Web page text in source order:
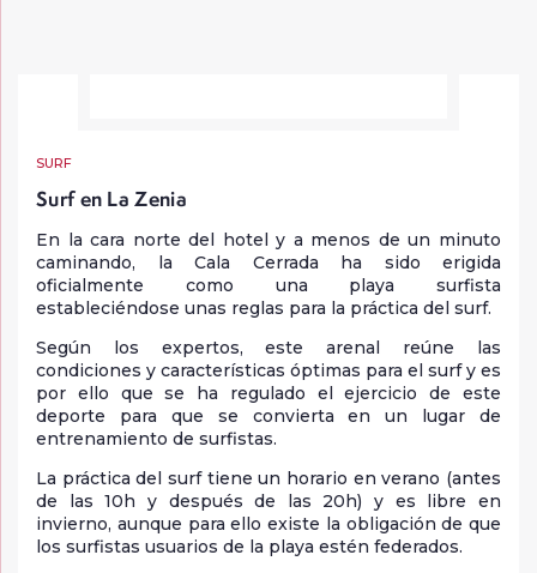
SURF
Surf en La Zenia
En la cara norte del hotel y a menos de un minuto
caminando, la Cala Cerrada ha sido erigida
oficialmente como una playa surfista
estableciéndose unas reglas para la práctica del surf.
Según los expertos, este arenal reúne las
condiciones y características óptimas para el surf y es
por ello que se ha regulado el ejercicio de este
deporte para que se convierta en un lugar de
entrenamiento de surfistas.
La práctica del surf tiene un horario en verano (antes
de las 10h y después de las 20h) y es libre en
invierno, aunque para ello existe la obligación de que
los surfistas usuarios de la playa estén federados.